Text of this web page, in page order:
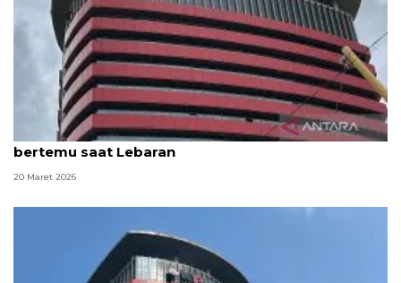
KPK beri kesempatan keluarga 81 tahanan untuk
bertemu saat Lebaran
20 Maret 2026